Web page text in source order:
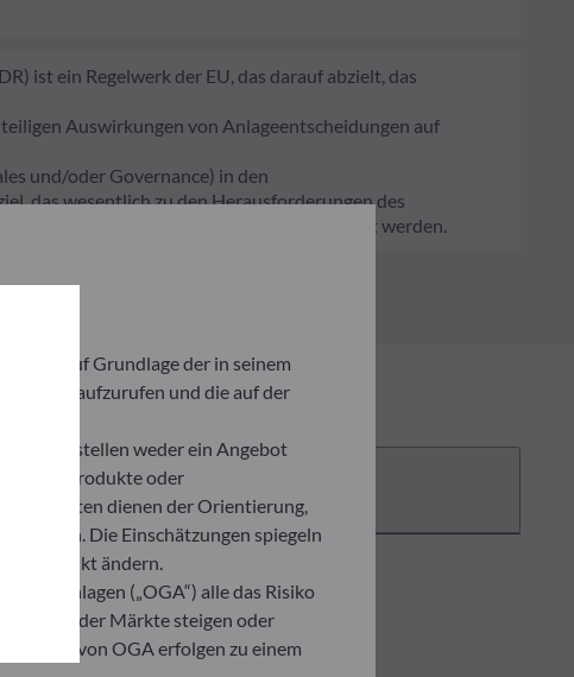
ist ein Regelwerk der EU, das darauf abzielt, das
Auswirkungen von Anlageentscheidungen auf
und/oder Governance) in den
das wesentlich zu den Herausforderungen des
der Verwaltungsgesellschaft bereitgestellt werden.
Dokumente
sich auf Grundlage der in seinem
Seiten aufzurufen und die auf der
und stellen weder ein Angebot
Produkte oder
dienen der Orientierung,
werden. Die Einschätzungen spiegeln
Zeitpunkt ändern.
Anlagen („OGA“) alle das Risiko
der Märkte steigen oder
von OGA erfolgen zu einem